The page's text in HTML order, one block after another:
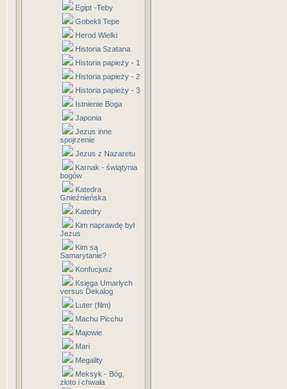
Egipt -Teby
Gobekli Tepe
Herod Wielki
Historia Szatana
Historia papieży - 1
Historia papieży - 2
Historia papieży - 3
Istnienie Boga
Japonia
Jezus inne
spojrzenie
Jezus z Nazaretu
Karnak - świątynia
bogów
Katedra
Gnieźnieńska
Katedry
Kim naprawdę był
Jezus
Kim są
Samarytanie?
Konfucjusz
Księga Umarłych
versus Dekalog
Luter (film)
Machu Picchu
Majowie
Mari
Megality
Meksyk - Bóg,
złoto i chwała